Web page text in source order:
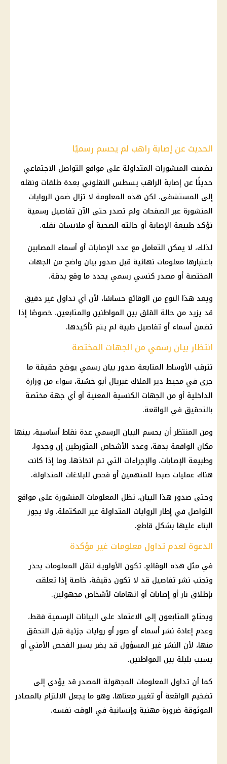
الحديث عن إصابة راهب لم يحسم رسميًا
تضمنت المنشورات المتداولة على مواقع التواصل الاجتماعي
حديثًا عن إصابة الراهب يسطس النقلوني بعدة طلقات ونقله
إلى المستشفى، لكن هذه المعلومة لا تزال ضمن الروايات
المنشورة عبر الصفحات ولم تصدر حتى الآن تفاصيل رسمية
تؤكد طبيعة الإصابة أو حالته الصحية أو ملابسات نقله.
لذلك، لا يمكن التعامل مع عدد الإصابات أو أسماء المصابين
باعتبارها معلومات نهائية قبل صدور بيان واضح من الجهات
المختصة أو مصدر كنسي رسمي يحدد ما وقع بدقة.
ويعد هذا النوع من الوقائع حساسًا، لأن أي تداول غير دقيق
قد يزيد من حالة القلق بين المواطنين والمتابعين، خصوصًا إذا
تضمن أسماء أو تفاصيل طبية لم يتم تأكيدها.
انتظار بيان رسمي من الجهات المختصة
تترقب الأوساط المتابعة صدور بيان رسمي يوضح حقيقة ما
جرى في محيط دير الملاك غبريال أبو خشبة، سواء من وزارة
الداخلية أو من الجهات الكنسية المعنية أو أي جهة مختصة
بالتحقيق في الواقعة.
ومن المنتظر أن يحسم البيان الرسمي عدة نقاط أساسية، بينها
مكان الواقعة بدقة، وعدد الأشخاص المتورطين إن وجدوا،
وطبيعة الإصابات، والإجراءات التي تم اتخاذها، وما إذا كانت
هناك عمليات ضبط للمتهمين أو فحص للبلاغات المتداولة.
وحتى صدور هذا البيان، تظل المعلومات المنشورة على مواقع
التواصل في إطار الروايات المتداولة غير المكتملة، ولا يجوز
البناء عليها بشكل قاطع.
الدعوة لعدم تداول معلومات غير مؤكدة
في مثل هذه الوقائع، تكون الأولوية لنقل المعلومات بحذر
وتجنب نشر تفاصيل قد لا تكون دقيقة، خاصة إذا تعلقت
بإطلاق نار أو إصابات أو اتهامات لأشخاص مجهولين.
ويحتاج المتابعون إلى الاعتماد على البيانات الرسمية فقط،
وعدم إعادة نشر أسماء أو صور أو روايات جزئية قبل التحقق
منها، لأن النشر غير المسؤول قد يضر بسير الفحص الأمني أو
يسبب بلبلة بين المواطنين.
كما أن تداول المعلومات المجهولة المصدر قد يؤدي إلى
تضخيم الواقعة أو تغيير معناها، وهو ما يجعل الالتزام بالمصادر
الموثوقة ضرورة مهنية وإنسانية في الوقت نفسه.